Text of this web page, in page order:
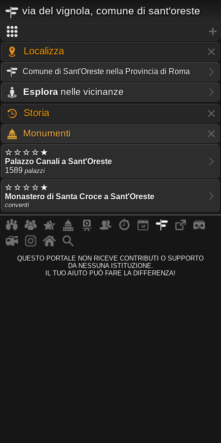
via del vignola, comune di sant'oreste
Localizza
Comune di Sant'Oreste nella Provincia di Roma
Esplora nelle vicinanze
Storia
Monumenti
☆ ☆ ☆ ☆ ★
Palazzo Canali a Sant'Oreste
1589 palazzi
☆ ☆ ☆ ☆ ★
Monastero di Santa Croce a Sant'Oreste
conventi
QUESTO PORTALE NON RICEVE CONTRIBUTI O SUPPORTO
DA NESSUNA ISTITUZIONE.
IL TUO AIUTO PUÒ FARE LA DIFFERENZA!